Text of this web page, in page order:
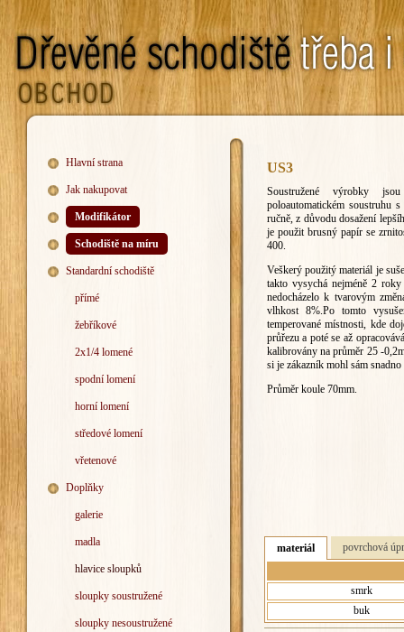
Hlavní strana
Jak nakupovat
Modifikátor
Schodiště na míru
Standardní schodiště
přímé
žebříkové
2x1/4 lomené
spodní lomení
horní lomení
středové lomení
vřetenové
Doplňky
galerie
madla
hlavice sloupků
sloupky soustružené
sloupky nesoustružené
US3
Soustružené výrobky
poloautomatickém soustruhu
ručně, z důvodu dosažení
je použit brusný papír se
400.
Veškerý použitý materiál je
takto vysychá nejméně 2
nedocházelo k tvarovým
vlhkost 8%.Po tomto
temperované místnosti, kde
průřezu a poté se až
kalibrovány na průměr 25 -
si je zákazník mohl sám
Průměr koule 70mm.
materiál povrchová
smrk
buk